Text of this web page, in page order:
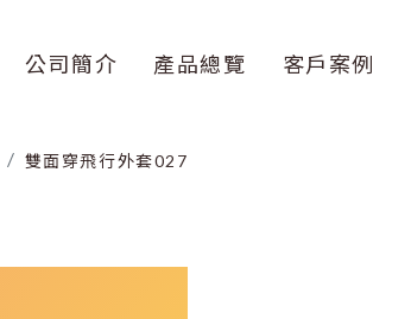
公司簡介 產品總覽 客戶案例
雙面穿飛行外套027